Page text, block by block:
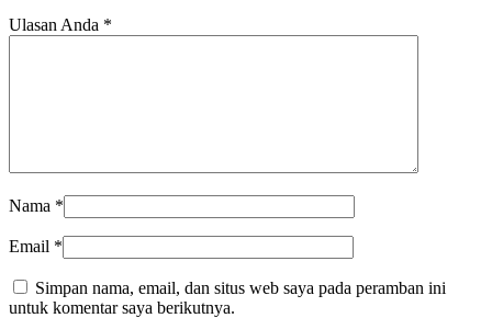
Ulasan Anda *
Nama *
Email *
Simpan nama, email, dan situs web saya pada peramban ini
untuk komentar saya berikutnya.